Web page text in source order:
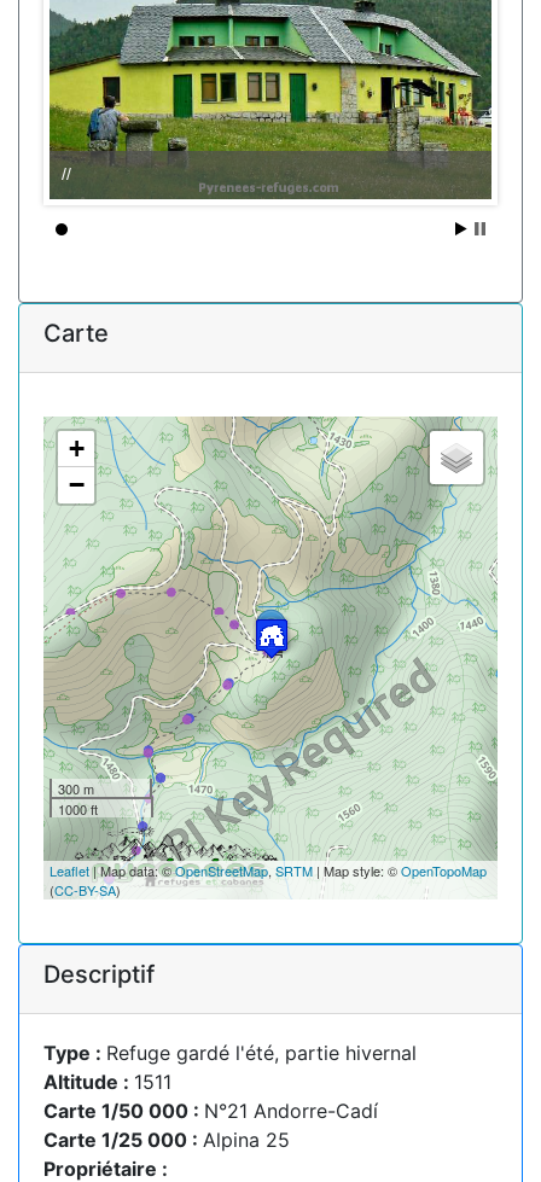
//
Carte
+
−
300 m
1000 ft
Leaflet| Map data: ©OpenStreetMap, SRTM | Map style: ©OpenTopoMap
(CC-BY-SA)
Descriptif
Type : Refuge gardé l'été, partie hivernal
Altitude : 1511
Carte 1/50 000 : N°21 Andorre-Cadí
Carte 1/25 000 : Alpina 25
Propriétaire :